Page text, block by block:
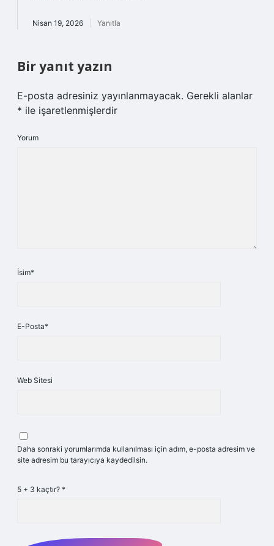
Nisan 19, 2026 Yanıtla
Bir yanıt yazın
E-posta adresiniz yayınlanmayacak. Gerekli alanlar
* ile işaretlenmişlerdir
Yorum
İsim*
E-Posta*
Web Sitesi
Daha sonraki yorumlarımda kullanılması için adım, e-posta adresim ve
site adresim bu tarayıcıya kaydedilsin.
5 + 3 kaçtır? *